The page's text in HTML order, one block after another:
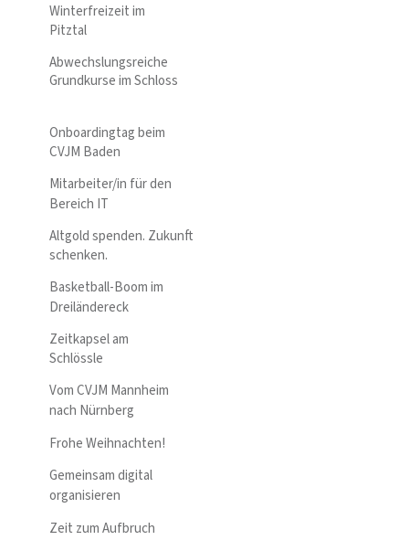
Winterfreizeit im
Pitztal
Abwechslungsreiche
Grundkurse im Schloss
Onboardingtag beim
CVJM Baden
Mitarbeiter/in für den
Bereich IT
Altgold spenden. Zukunft
schenken.
Basketball-Boom im
Dreiländereck
Zeitkapsel am
Schlössle
Vom CVJM Mannheim
nach Nürnberg
Frohe Weihnachten!
Gemeinsam digital
organisieren
Zeit zum Aufbruch